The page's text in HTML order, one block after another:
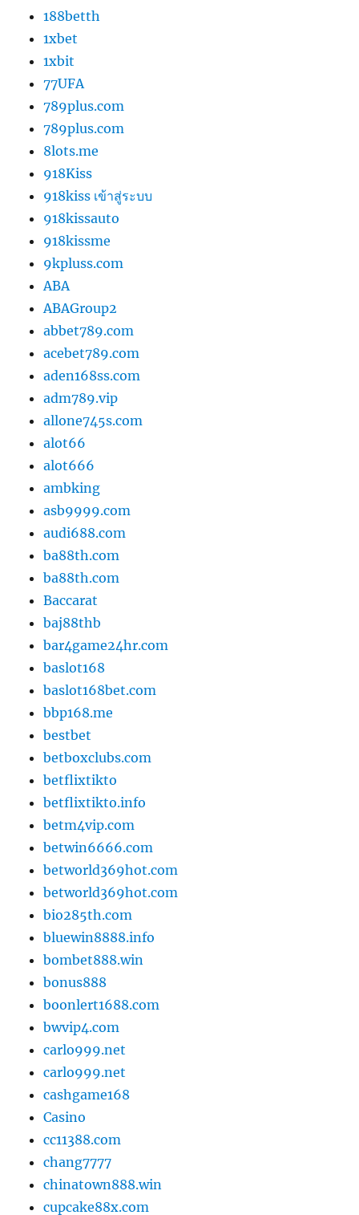
188betth
1xbet
1xbit
77UFA
789plus.com
789plus.com
8lots.me
918Kiss
918kiss เข้าสู่ระบบ
918kissauto
918kissme
9kpluss.com
ABA
ABAGroup2
abbet789.com
acebet789.com
aden168ss.com
adm789.vip
allone745s.com
alot66
alot666
ambking
asb9999.com
audi688.com
ba88th.com
ba88th.com
Baccarat
baj88thb
bar4game24hr.com
baslot168
baslot168bet.com
bbp168.me
bestbet
betboxclubs.com
betflixtikto
betflixtikto.info
betm4vip.com
betwin6666.com
betworld369hot.com
betworld369hot.com
bio285th.com
bluewin8888.info
bombet888.win
bonus888
boonlert1688.com
bwvip4.com
carlo999.net
carlo999.net
cashgame168
Casino
cc11388.com
chang7777
chinatown888.win
cupcake88x.com